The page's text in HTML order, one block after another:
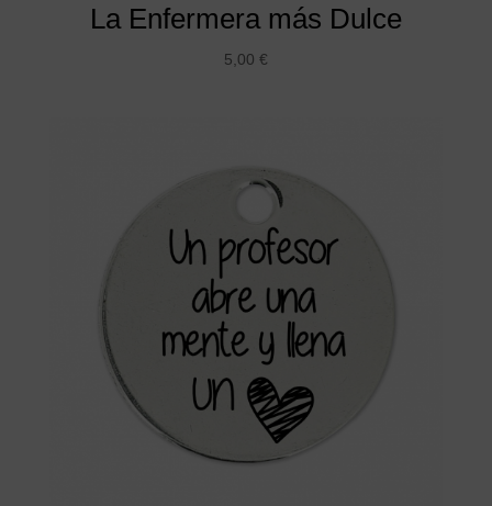
La Enfermera más Dulce
5,00 €